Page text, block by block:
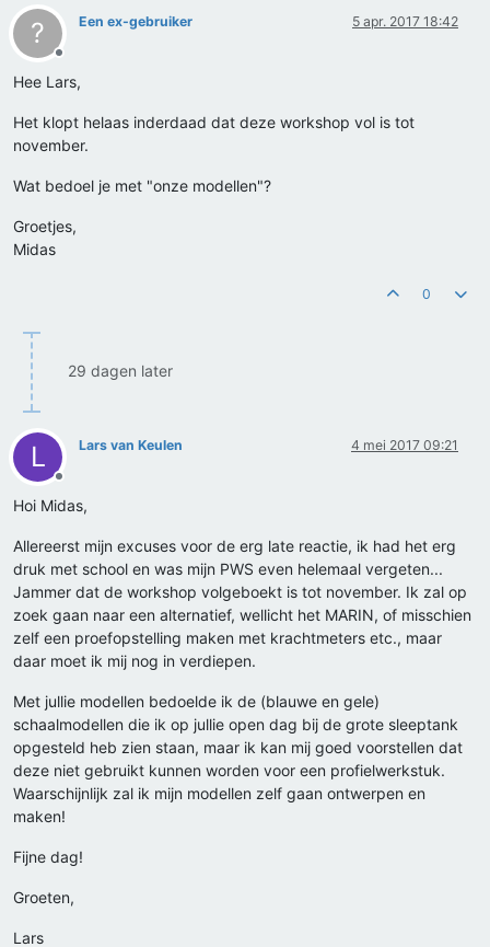
?
Offline
Een ex-gebruiker 5 apr. 2017 18:42
Hee Lars,
Het klopt helaas inderdaad dat deze workshop vol is tot
november.
Wat bedoel je met "onze modellen"?
Groetjes,
Midas
0
29 dagen later
L
Offline
Lars van Keulen 4 mei 2017 09:21
Hoi Midas,
Allereerst mijn excuses voor de erg late reactie, ik had het erg
druk met school en was mijn PWS even helemaal vergeten...
Jammer dat de workshop volgeboekt is tot november. Ik zal op
zoek gaan naar een alternatief, wellicht het MARIN, of misschien
zelf een proefopstelling maken met krachtmeters etc., maar
daar moet ik mij nog in verdiepen.
Met jullie modellen bedoelde ik de (blauwe en gele)
schaalmodellen die ik op jullie open dag bij de grote sleeptank
opgesteld heb zien staan, maar ik kan mij goed voorstellen dat
deze niet gebruikt kunnen worden voor een profielwerkstuk.
Waarschijnlijk zal ik mijn modellen zelf gaan ontwerpen en
maken!
Fijne dag!
Groeten,
Lars